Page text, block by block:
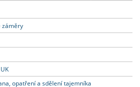
záměry
opatření a sdělení tajemníka